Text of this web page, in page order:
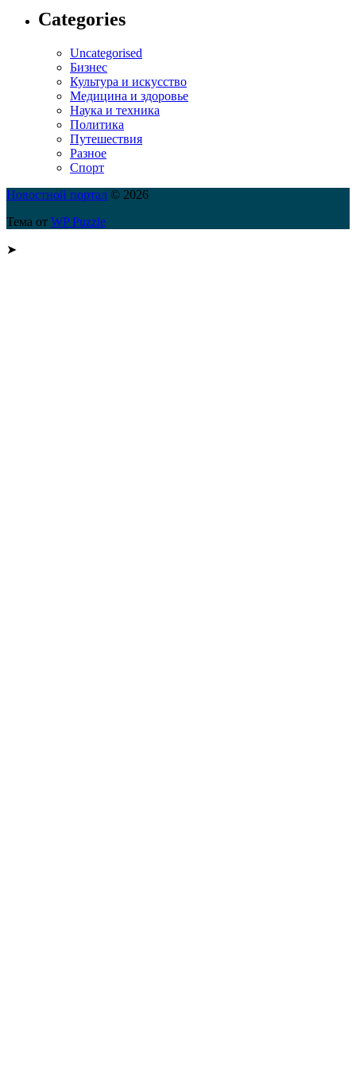
Categories
Uncategorised
Бизнес
Культура и искусство
Медицина и здоровье
Наука и техника
Политика
Путешествия
Разное
Спорт
Новостной портал © 2026
Тема от WP Puzzle
➤